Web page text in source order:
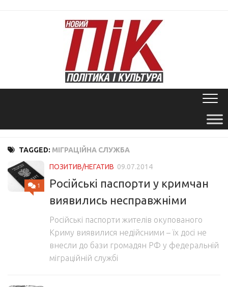
TAGGED: МІГРАЦІЙНА СЛУЖБА
1
ПОЗИТИВ/НЕГАТИВ 09.07.2014
Російські паспорти у кримчан
виявились несправжніми
Російські паспорти жителів окупованого
Криму виявилися недійсними – їх досі не
внесли до бази громадян РФ у федеральній
міграційній службі